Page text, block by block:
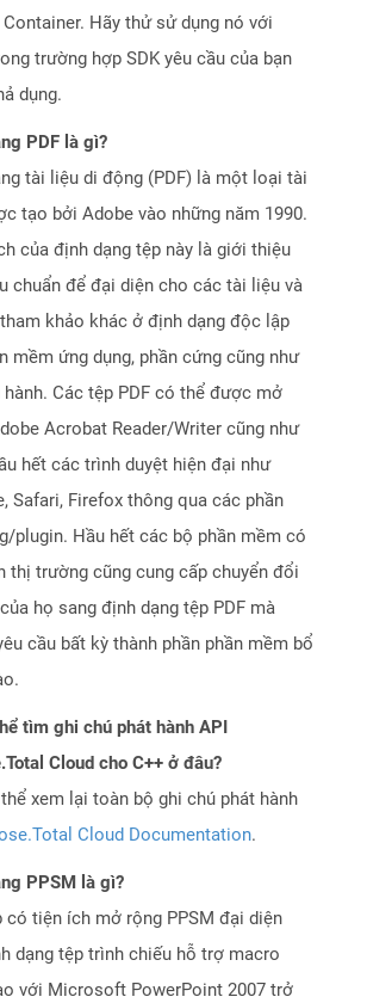
Hãy thử sử dụng nó với
trường hợp SDK yêu cầu của bạn
dụng.
PDF là gì?
tài liệu di động (PDF) là một loại tài
tạo bởi Adobe vào những năm 1990.
của định dạng tệp này là giới thiệu
chuẩn để đại diện cho các tài liệu và
khảo khác ở định dạng độc lập
mềm ứng dụng, phần cứng cũng như
hành. Các tệp PDF có thể được mở
Acrobat Reader/Writer cũng như
hết các trình duyệt hiện đại như
Safari, Firefox thông qua các phần
plugin. Hầu hết các bộ phần mềm có
thị trường cũng cung cấp chuyển đổi
họ sang định dạng tệp PDF mà
cầu bất kỳ thành phần phần mềm bổ
tìm ghi chú phát hành API
Cloud cho C++ ở đâu?
xem lại toàn bộ ghi chú phát hành
Cloud Documentation.
PPSM là gì?
có tiện ích mở rộng PPSM đại diện
dạng tệp trình chiếu hỗ trợ macro
với Microsoft PowerPoint 2007 trở